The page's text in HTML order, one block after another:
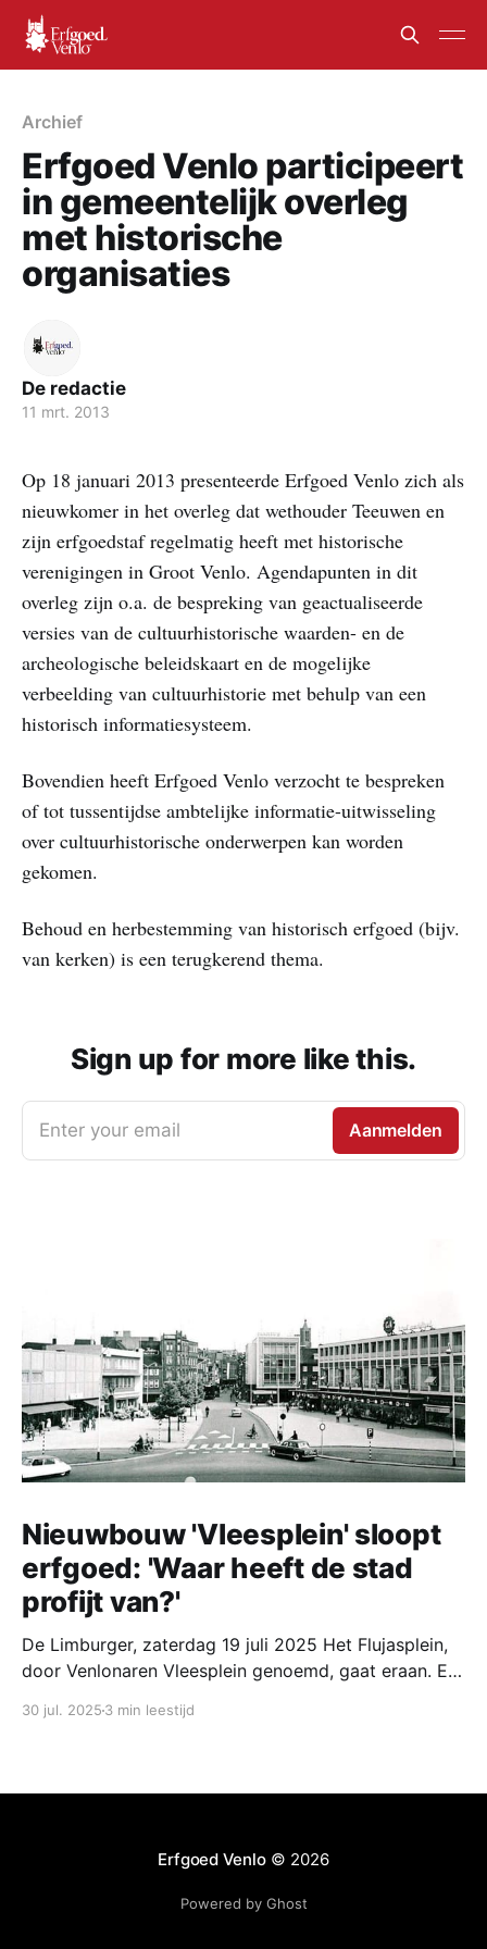
Archief
Erfgoed Venlo participeert
in gemeentelijk overleg
met historische
organisaties
De redactie
11 mrt. 2013
Op 18 januari 2013 presenteerde Erfgoed Venlo zich als
nieuwkomer in het overleg dat wethouder Teeuwen en
zijn erfgoedstaf regelmatig heeft met historische
verenigingen in Groot Venlo. Agendapunten in dit
overleg zijn o.a. de bespreking van geactualiseerde
versies van de cultuurhistorische waarden- en de
archeologische beleidskaart en de mogelijke
verbeelding van cultuurhistorie met behulp van een
historisch informatiesysteem.
Bovendien heeft Erfgoed Venlo verzocht te bespreken
of tot tussentijdse ambtelijke informatie-uitwisseling
over cultuurhistorische onderwerpen kan worden
gekomen.
Behoud en herbestemming van historisch erfgoed (bijv.
van kerken) is een terugkerend thema.
Sign up for more like this.
Enter your email Aanmelden
Nieuwbouw 'Vleesplein' sloopt
erfgoed: 'Waar heeft de stad
profijt van?'
De Limburger, zaterdag 19 juli 2025 Het Flujasplein,
door Venlonaren Vleesplein genoemd, gaat eraan. Er
bibliotheek, een hotel. woningen en horeca.
30 jul. 2025 3 min leestijd
Erfgoed Venlo© 2026
Powered by Ghost